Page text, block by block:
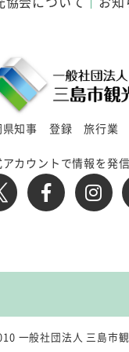
県知事 登録 旅行業
アカウントで情報を発
一般社団法人 三島市